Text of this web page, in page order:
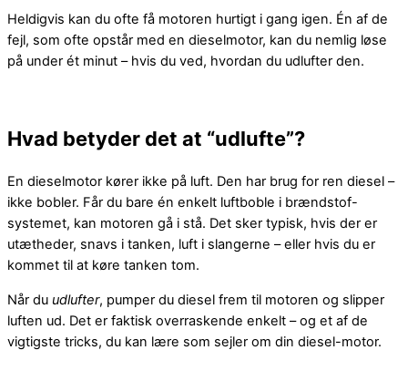
Heldigvis kan du ofte få motoren hurtigt i gang igen. Én af de
fejl, som ofte opstår med en dieselmotor, kan du nemlig løse
på under ét minut – hvis du ved, hvordan du udlufter den.
Hvad betyder det at “udlufte”?
En dieselmotor kører ikke på luft. Den har brug for ren diesel –
ikke bobler. Får du bare én enkelt luftboble i brændstof-
systemet, kan motoren gå i stå. Det sker typisk, hvis der er
utætheder, snavs i tanken, luft i slangerne – eller hvis du er
kommet til at køre tanken tom.
Når du udlufter, pumper du diesel frem til motoren og slipper
luften ud. Det er faktisk overraskende enkelt – og et af de
vigtigste tricks, du kan lære som sejler om din diesel-motor.